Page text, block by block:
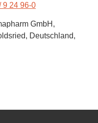
9 24 96-0
GmbH,
Deutschland,